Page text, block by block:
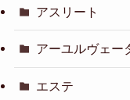
アスリート
アーユルヴェー
エステ